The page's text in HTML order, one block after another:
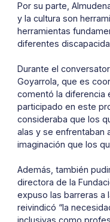
Por su parte,
y la cultura son
herramientas
diferentes
Durante el
Goyarrola, que es
comentó la diferencia
participado en este
consideraba que los
alas y se enfrentaban
imaginación que los
Además, también
directora de la
expuso las barreras a
reivindicó “la
inclusivas como